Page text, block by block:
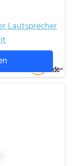
Lautsprecher